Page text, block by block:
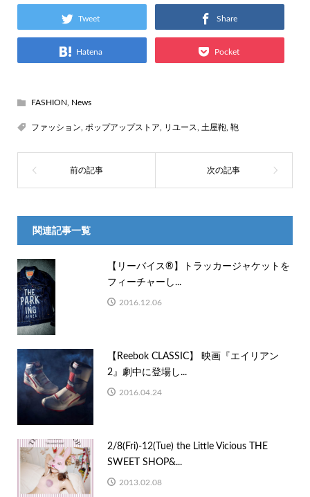
Tweet Share
Hatena Pocket
FASHION News
ファッション ポップアップストア リユース 土屋鞄 鞄
関連記事一覧
【リーバイス®】トラッカージャケットを
フィーチャーし...
2016.12.06
【Reebok CLASSIC】 映画『エイリアン
2』劇中に登場し...
2016.04.24
2/8(Fri)-12(Tue) the Little Vicious THE
SWEET SHOP&...
2013.02.08